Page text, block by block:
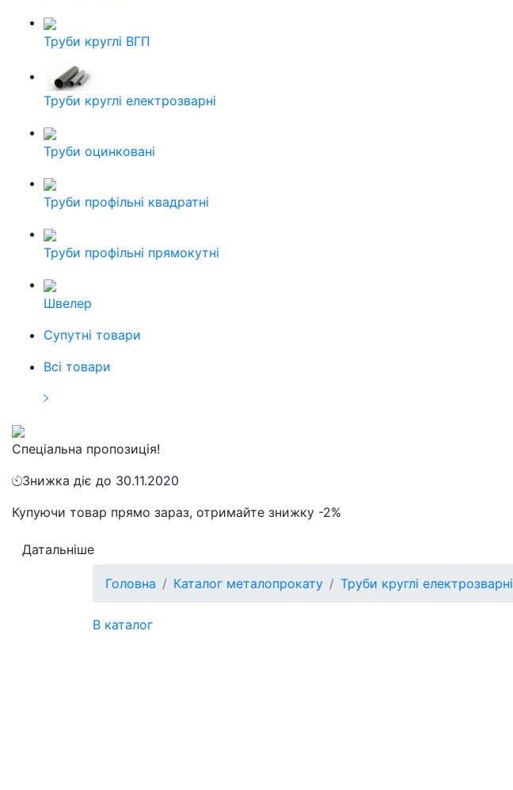
Труби круглі ВГП
Труби круглі електрозварні
Труби оцинковані
Труби профільні квадратні
Труби профільні прямокутні
Швелер
Cупутні товари
Всі товари
Спеціальна пропозиція!
Знижка діє до 30.11.2020
Купуючи товар прямо зараз, отримайте знижку -2%
Датальніше
Головна Каталог металопрокату Труби круглі електрозварні
В каталог